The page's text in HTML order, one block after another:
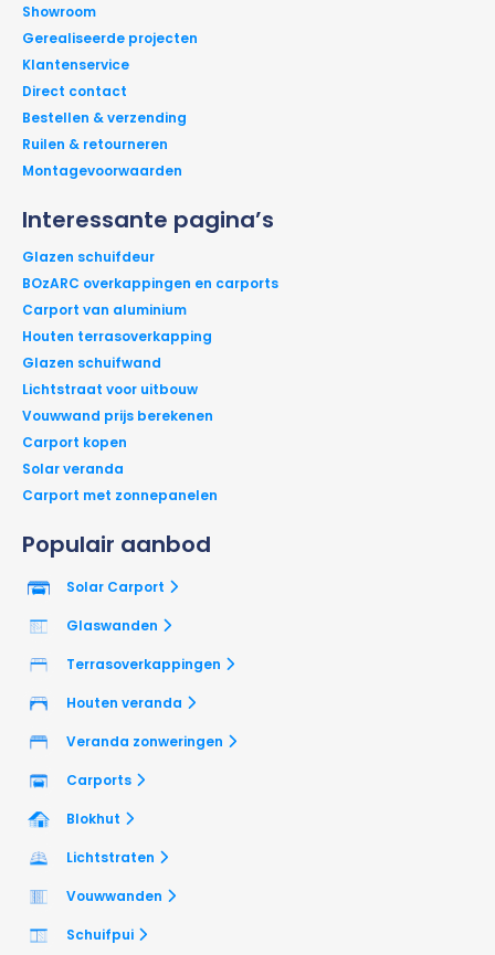
Populair aanbod
Solar Carport
Glaswanden
Terrasoverkappingen
Houten veranda
Veranda zonweringen
Carports
Blokhut
Lichtstraten
Vouwwanden
Schuifpui
Interessante pagina’s
Glazen schuifdeur
BOzARC overkappingen en carports
Carport van aluminium
Houten terrasoverkapping
Glazen schuifwand
Lichtstraat voor uitbouw
Vouwwand prijs berekenen
Carport kopen
Solar veranda
Carport met zonnepanelen
Showroom
Gerealiseerde projecten
Klantenservice
Direct contact
Bestellen & verzending
Ruilen & retourneren
Montagevoorwaarden